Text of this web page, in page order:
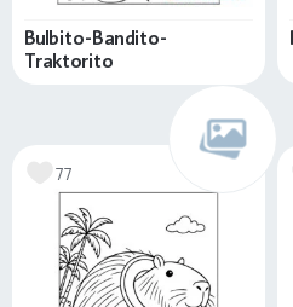
Bulbito-Bandito-
Traktorito
77